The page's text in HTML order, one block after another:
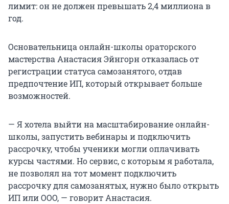
лимит: он не должен превышать 2,4 миллиона в
год.
Основательница онлайн-школы ораторского
мастерства Анастасия Эйнгорн отказалась от
регистрации статуса самозанятого, отдав
предпочтение ИП, который открывает больше
возможностей.
— Я хотела выйти на масштабирование онлайн-
школы, запустить вебинары и подключить
рассрочку, чтобы ученики могли оплачивать
курсы частями. Но сервис, с которым я работала,
не позволял на тот момент подключить
рассрочку для самозанятых, нужно было открыть
ИП или ООО, — говорит Анастасия.